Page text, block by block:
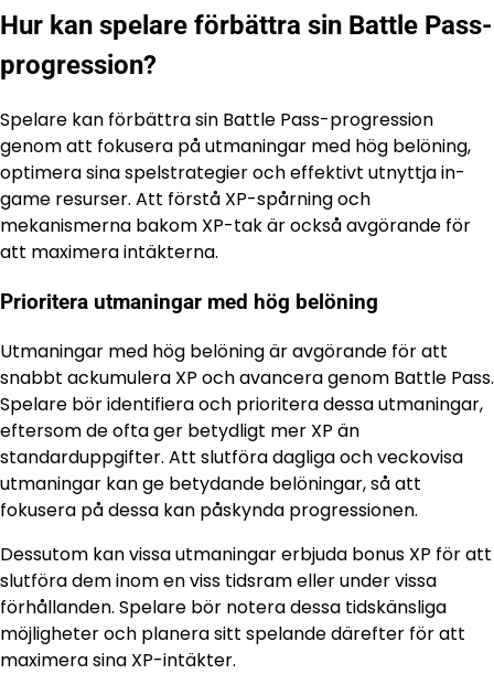
Hur kan spelare förbättra sin Battle Pass-
progression?
Spelare kan förbättra sin Battle Pass-progression
genom att fokusera på utmaningar med hög belöning,
optimera sina spelstrategier och effektivt utnyttja in-
game resurser. Att förstå XP-spårning och
mekanismerna bakom XP-tak är också avgörande för
att maximera intäkterna.
Prioritera utmaningar med hög belöning
Utmaningar med hög belöning är avgörande för att
snabbt ackumulera XP och avancera genom Battle Pass.
Spelare bör identifiera och prioritera dessa utmaningar,
eftersom de ofta ger betydligt mer XP än
standarduppgifter. Att slutföra dagliga och veckovisa
utmaningar kan ge betydande belöningar, så att
fokusera på dessa kan påskynda progressionen.
Dessutom kan vissa utmaningar erbjuda bonus XP för att
slutföra dem inom en viss tidsram eller under vissa
förhållanden. Spelare bör notera dessa tidskänsliga
möjligheter och planera sitt spelande därefter för att
maximera sina XP-intäkter.